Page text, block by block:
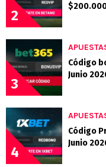
2
$200.000
3
Código
Junio
4
Código
Junio